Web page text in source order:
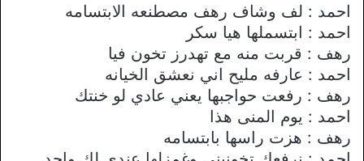
احمد : لف وشاف رهف مصطنعه الابتسامه
احمد : ابتسملها هيا سكر
رهف : قربت منه مع تهدرز تخون فيا
احمد : عارفه مليح اني نعشق الخيانه
رهف : رفعت حواجبها يعني عادي لو خنتك
احمد : يوم المنى هذا
رهف : هزت راسها بابتسامه